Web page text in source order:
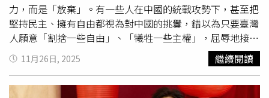
力，而是「放棄」。有一些人在中國的統戰攻勢下，甚至把
堅持民主、擁有自由都視為對中國的挑釁，錯以為只要臺灣
人願意「割捨一些自由」、「犧牲一些主權」，屈辱地接受
「民主臺灣」變成「中國臺灣」就可以換取「和平」。對
此，國民黨主席鄭麗文今日直言，「賴總統，您在玩火
啊」，在賴清德一番談話，不但讓台海變成火藥庫，還把台
灣變成兵工廠，不只投資戰爭，連台灣未來所有的經濟產業
11月26日, 2025 繼續閱讀